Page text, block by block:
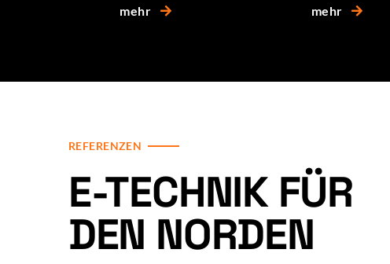
mehr mehr
REFERENZEN
E-TECHNIK FÜR
DEN NORDEN